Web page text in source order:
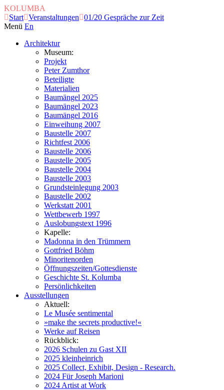
KOLUMBA
Start Veranstaltungen
01/20 Gespräche zur Zeit
Menü En
Architektur
Museum:
Projekt
Peter Zumthor
Beteiligte
Materialien
Baumängel 2025
Baumängel 2023
Baumängel 2016
Einweihung 2007
Baustelle 2007
Richtfest 2006
Baustelle 2006
Baustelle 2005
Baustelle 2004
Baustelle 2003
Grundsteinlegung 2003
Baustelle 2002
Werkstatt 2001
Wettbewerb 1997
Auslobungstext 1996
Kapelle:
Madonna in den Trümmern
Gottfried Böhm
Minoritenorden
Öffnungszeiten/Gottesdienste
Geschichte St. Kolumba
Persönlichkeiten
Ausstellungen
Aktuell:
Le Musée sentimental
»make the secrets productive!«
Werke auf Reisen
Rückblick:
2026 Schulen zu Gast XII
2025 kleinheinrich
2025 Collect, Exhibit, Design - Research.
2024 Für Joseph Marioni
2024 Artist at Work